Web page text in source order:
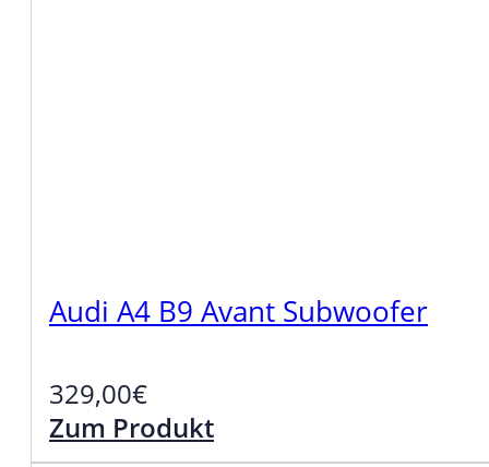
Audi A4 B9 Avant Subwoofer
329,00€
Zum Produkt